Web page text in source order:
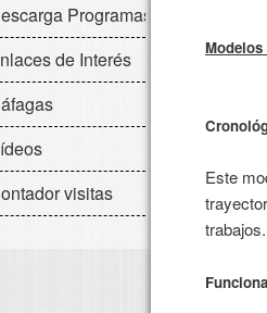
Programas
de Interés
visitas
Este
trabajos.